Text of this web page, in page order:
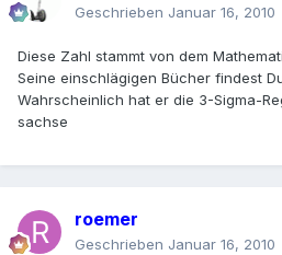
Geschrieben Januar 16, 2010
Diese Zahl stammt von dem
Seine einschlägigen Bücher findest
Wahrscheinlich hat er die 3-Sigma-
sachse
roemer
Geschrieben Januar 16, 2010